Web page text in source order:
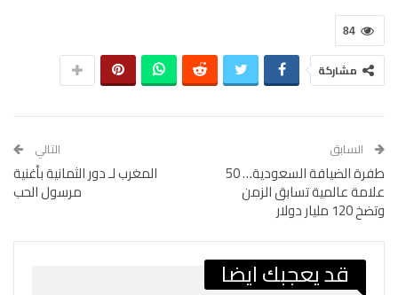
84
مشاركة
السابق
طفرة الضيافة السعودية… 50
علامة عالمية تسابق الزمن
وتضخ 120 مليار دولار
التالي
المغرب لـ دور الثمانية بأغنية
مرسول الحب
قد يعجبك ايضا